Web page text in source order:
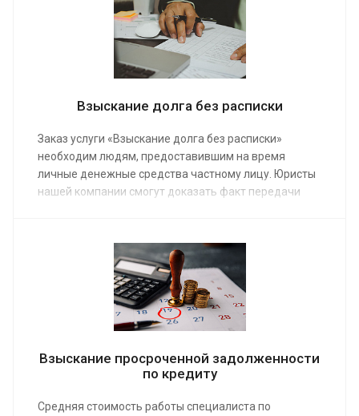
документы и рассчитают максимальную сумму
Взыскание долга без расписки
Заказ услуги «Взыскание долга без расписки»
необходим людям, предоставившим на время
личные денежные средства частному лицу. Юристы
нашей компании смогут доказать факт передачи
средней стоимости от 15 000 руб.
Взыскание просроченной задолженности
по кредиту
Средняя стоимость работы специалиста по